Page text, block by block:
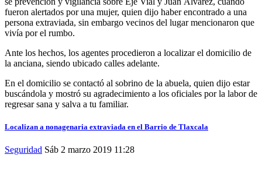
fueron alertados por una mujer, quien dijo haber encontrado a una
persona extraviada, sin embargo vecinos del lugar mencionaron que
vivía por el rumbo.
Ante los hechos, los agentes procedieron a localizar el domicilio de
la anciana, siendo ubicado calles adelante.
En el domicilio se contactó al sobrino de la abuela, quien dijo estar
buscándola y mostró su agradecimiento a los oficiales por la labor de
regresar sana y salva a tu familiar.
Localizan a nonagenaria extraviada en el Barrio de Tlaxcala
Seguridad Sáb 2 marzo 2019 11:28